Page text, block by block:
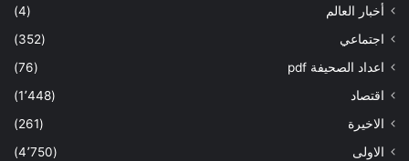
أخبار العالم
(4)
اجتماعي
(352)
اعداد الصحيفة pdf
(76)
اقتصاد
(1٬448)
الاخيرة
(261)
الاولى
(4٬750)